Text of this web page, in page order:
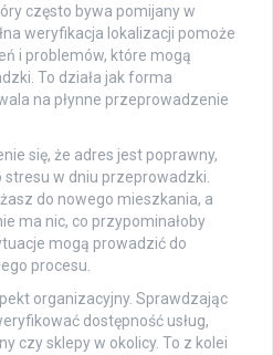
często bywa pomijany w
weryfikacja lokalizacji pomoże
i problemów, które mogą
To działa jak forma
na płynne przeprowadzenie
się, że adres jest poprawny,
w dniu przeprowadzki.
do nowego mieszkania, a
ma nic, co przypominałoby
mogą prowadzić do
procesu.
organizacyjny. Sprawdzając
dostępność usług,
czy sklepy w okolicy. To z kolei